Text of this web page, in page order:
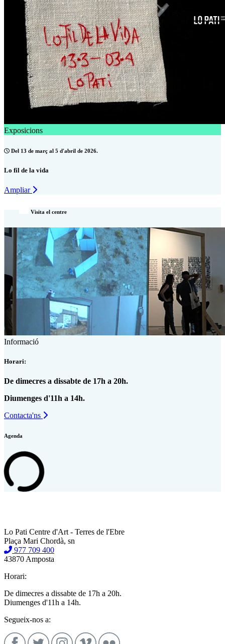
Exposicions
Del 13 de març al 5 d'abril de 2026.
Lo fil de la vida
Ampliar
Visita el centre
Informació
Horari:
De dimecres a dissabte de 17h a 20h.
Diumenges d'11h a 14h.
Contacta'ns
Agenda
Lo Pati Centre d'Art - Terres de l'Ebre
Plaça Mari Chordà, sn
977 709 400
43870 Amposta
Horari:
De dimecres a dissabte de 17h a 20h.
Diumenges d'11h a 14h.
Segueix-nos a: